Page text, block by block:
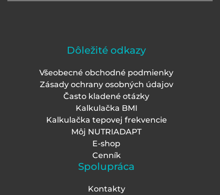
Dôležité odkazy
Všeobecné obchodné podmienky
Zásady ochrany osobných údajov
Často kladené otázky
Kalkulačka BMI
Kalkulačka tepovej frekvencie
Môj NUTRIADAPT
E-shop
Cenník
Spolupráca
Kontakty